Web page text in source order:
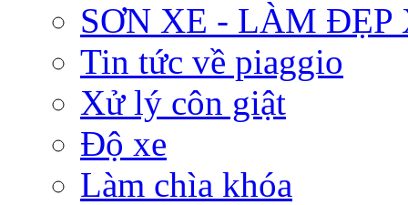
SƠN XE - LÀM ĐẸP
Tin tức về piaggio
Xử lý côn giật
Độ xe
Làm chìa khóa